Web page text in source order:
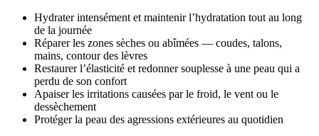
Hydrater intensément et maintenir l’hydratation tout au long
de la journée
Réparer les zones sèches ou abîmées — coudes, talons,
mains, contour des lèvres
Restaurer l’élasticité et redonner souplesse à une peau qui a
perdu de son confort
Apaiser les irritations causées par le froid, le vent ou le
dessèchement
Protéger la peau des agressions extérieures au quotidien